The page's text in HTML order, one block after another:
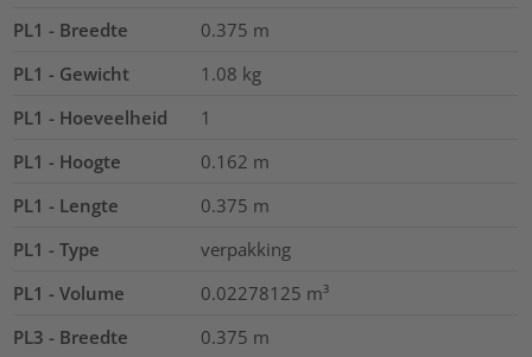
PL1 - Breedte 0.375 m
PL1 - Gewicht
1.08 kg
PL1 - Hoeveelheid
1
PL1 - Hoogte
0.162 m
PL1 - Lengte
0.375 m
PL1 - Type
verpakking
PL1 - Volume
0.02278125 m³
PL3 - Breedte
0.375 m